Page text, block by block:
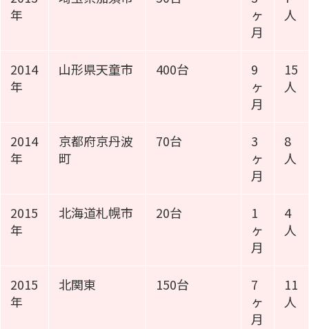
年
ヶ
月
人
2014
年
山形県天童市 400台
9
ヶ
月
15
人
2014
年
京都府京丹波
町
70台
3
ヶ
月
8
人
2015
年
北海道札幌市 20台
1
ヶ
月
4
人
2015
年
北関東 150台
7
ヶ
月
11
人